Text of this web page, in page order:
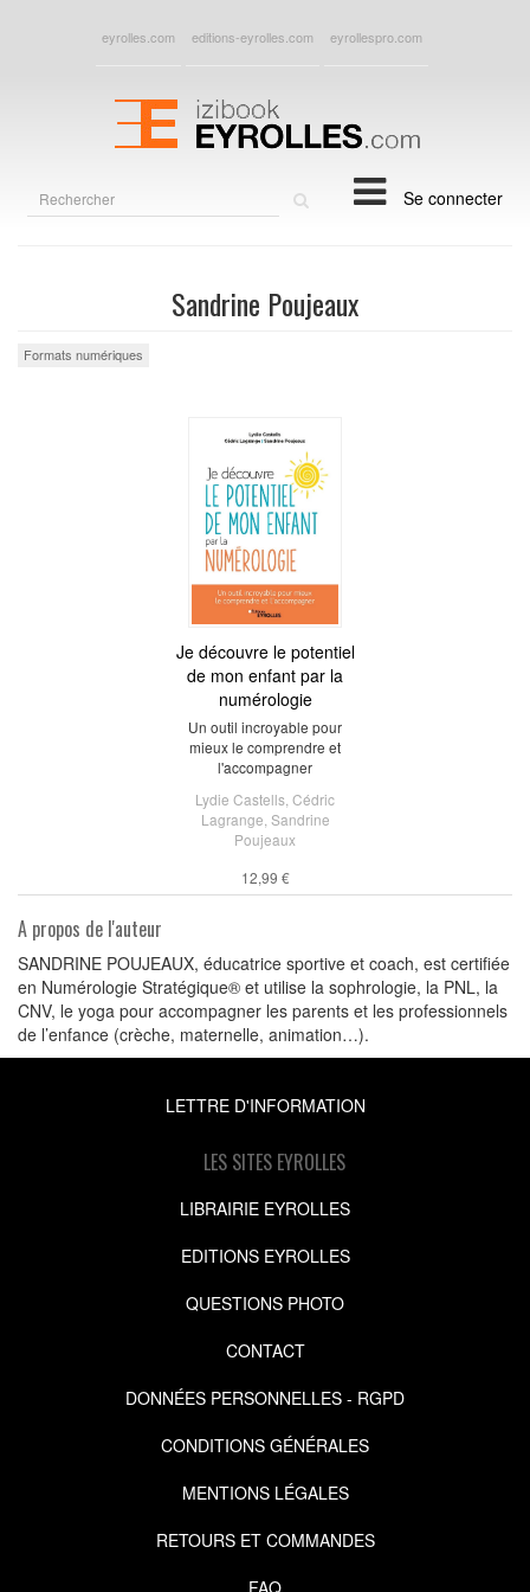
eyrolles.com editions-eyrolles.com eyrollespro.com
Se connecter
Sandrine Poujeaux
Formats numériques
Je découvre le potentiel
de mon enfant par la
numérologie
Un outil incroyable pour
mieux le comprendre et
l'accompagner
Lydie Castells Cédric
Lagrange Sandrine
Poujeaux
12,99 €
A propos de l'auteur
SANDRINE POUJEAUX, éducatrice sportive et coach, est certifiée
en Numérologie Stratégique® et utilise la sophrologie, la PNL, la
CNV, le yoga pour accompagner les parents et les professionnels
de l’enfance (crèche, maternelle, animation…).
LETTRE D'INFORMATION
LES SITES EYROLLES
LIBRAIRIE EYROLLES
EDITIONS EYROLLES
QUESTIONS PHOTO
CONTACT
DONNÉES PERSONNELLES - RGPD
CONDITIONS GÉNÉRALES
MENTIONS LÉGALES
RETOURS ET COMMANDES
FAQ